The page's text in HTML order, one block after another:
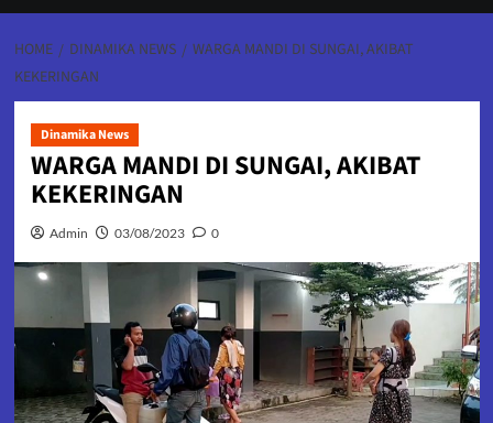
HOME DINAMIKA NEWS
WARGA MANDI DI SUNGAI, AKIBAT
KEKERINGAN
Dinamika News
WARGA MANDI DI SUNGAI, AKIBAT
KEKERINGAN
Admin 03/08/2023 0